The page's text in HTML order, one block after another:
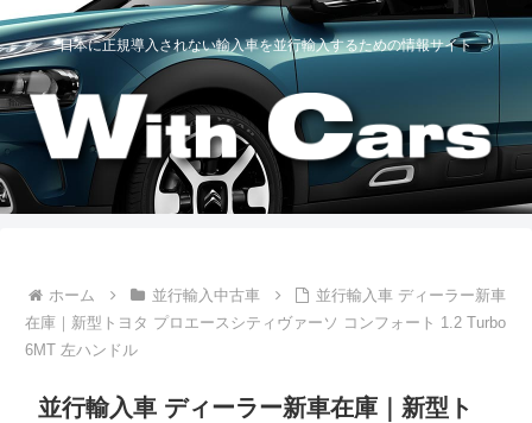
日本に正規導入されない輸入車を並行輸入するための情報サイト
ホーム 並行輸入中古車
並行輸入車 ディーラー新車
在庫｜新型トヨタ プロエースシティヴァーソ コンフォート 1.2 Turbo
6MT 左ハンドル
並行輸入車 ディーラー新車在庫｜新型ト